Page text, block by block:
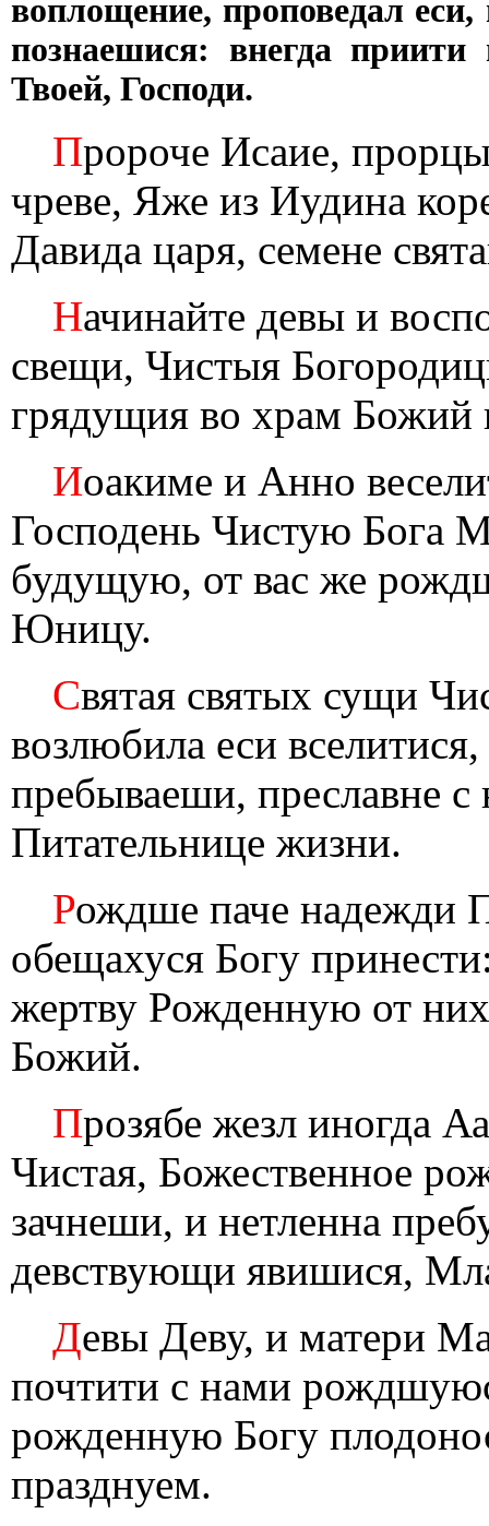
воплощение, проповедал
познаешися: внегда
Твоей, Господи.
Пророче Исаие,
чреве, Яже из Иудина
Давида царя, семене
Начинайте девы и
свещи, Чистыя
грядущия во храм
Иоакиме и Анно
Господень Чистую Бога
будущую, от вас же
Юницу.
Святая святых сущи
возлюбила еси
пребываеши, преславне
Питательнице жизни.
Рождше паче надежди
обещахуся Богу
жертву Рожденную от
Божий.
Прозябе жезл иногда
Чистая, Божественное
зачнеши, и нетленна
девствующи явишися,
Девы Деву, и матери
почтити с нами
рожденную Богу
празднуем.